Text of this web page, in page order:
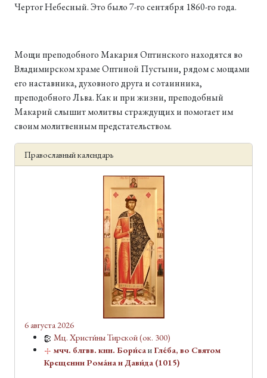
Чертог Небесный. Это было 7-го сентября 1860-го года.
Мощи преподобного Макария Оптинского находятся во
Владимирском храме Оптиной Пустыни, рядом с мощами
его наставника, духовного друга и сотаинника,
преподобного Льва. Как и при жизни, преподобный
Макарий слышит молитвы страждущих и помогает им
своим молитвенным предстательством.
Православный календарь
6 августа 2026
Мц. Христи́ны Тирской(ок. 300)
мчч. блгвв. кнн. Бори́саи Гле́ба, во Святом
Крещении Рома́на и Дави́да (1015)